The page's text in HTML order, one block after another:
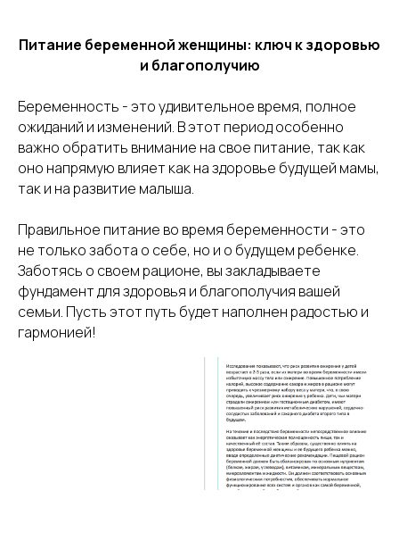
Питание беременной женщины: ключ к здоровью
и благополучию
Беременность - это удивительное время, полное
ожиданий и изменений. В этот период особенно
важно обратить внимание на свое питание, так как
оно напрямую влияет как на здоровье будущей мамы,
так и на развитие малыша.
Правильное питание во время беременности - это
не только забота о себе, но и о будущем ребенке.
Заботясь о своем рационе, вы закладываете
фундамент для здоровья и благополучия вашей
семьи. Пусть этот путь будет наполнен радостью и
гармонией!